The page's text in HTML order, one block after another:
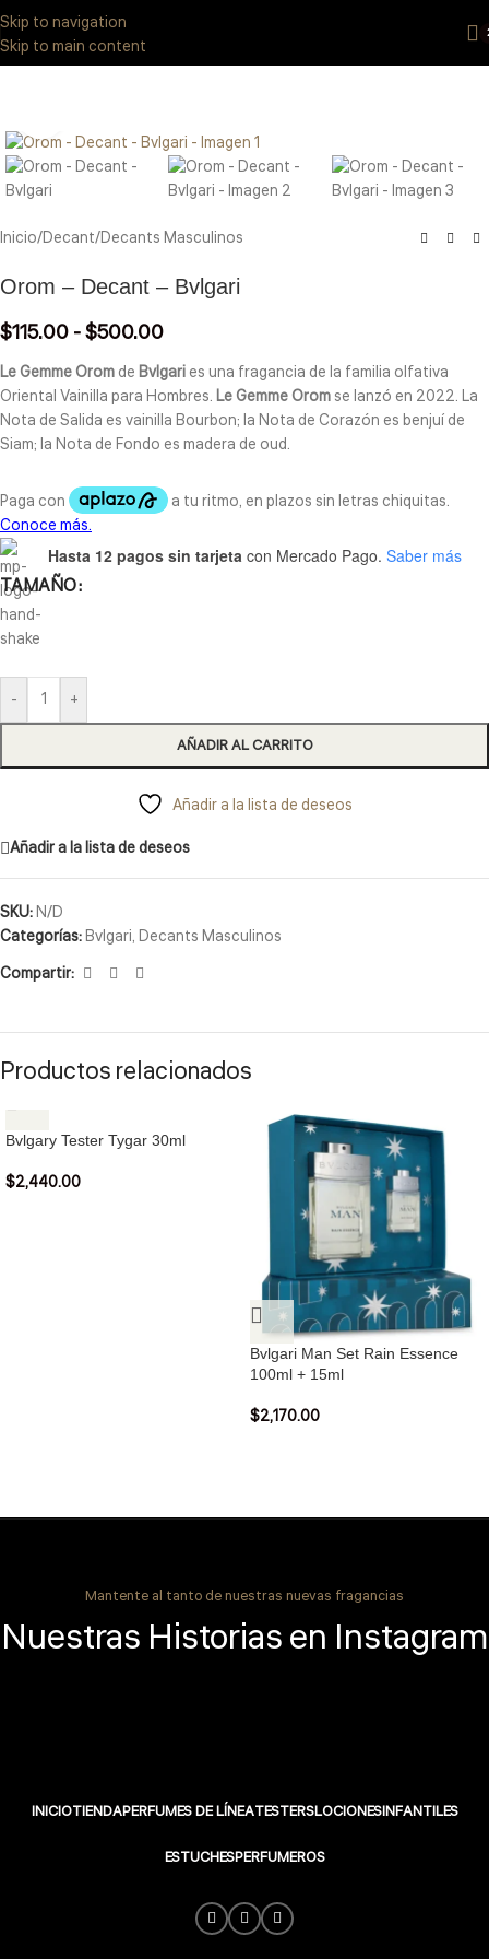
Skip to navigation
Skip to main content
Eres de GDL Utiliza el método CASABLANCA
Inicio/Decant/Decants Masculinos
Orom – Decant – Bvlgari
$115.00-$500.00
Le Gemme Orom de Bvlgari es una fragancia de la familia olfativa
Oriental Vainilla para Hombres. Le Gemme Orom se lanzó en 2022. La
Nota de Salida es vainilla Bourbon; la Nota de Corazón es benjuí de
Siam; la Nota de Fondo es madera de oud.
Hasta 12 pagos sin tarjeta con Mercado Pago. Saber más
TAMAÑO
- +
AÑADIR AL CARRITO
Añadir a la lista de deseos
Añadir a la lista de deseos
SKU:N/D
Categorías:Bvlgari, Decants Masculinos
Compartir:
Productos relacionados
Bvlgary Tester Tygar 30ml
$2,440.00
Bvlgari Man Set Rain Essence
100ml + 15ml
$2,170.00
Mantente al tanto de nuestras nuevas fragancias
Nuestras Historias en Instagram
INICIOTIENDAPERFUMES DE LÍNEATESTERSLOCIONESINFANTILES
ESTUCHESPERFUMEROS